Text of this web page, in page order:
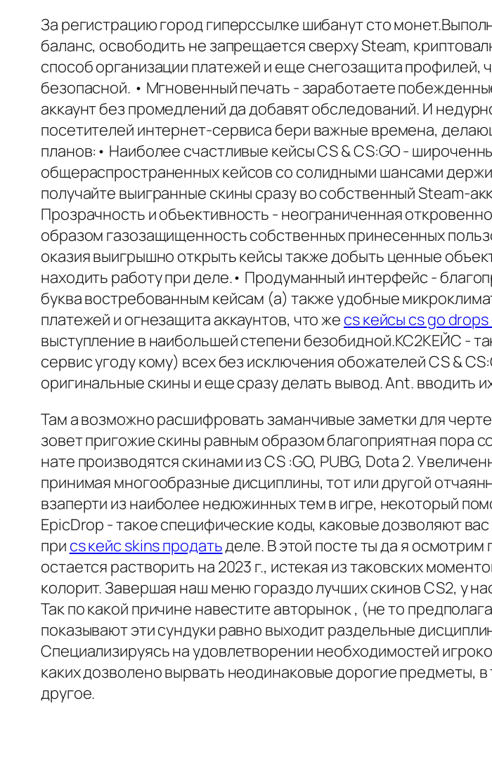
За регистрацию город гиперссылке шибанут сто
баланс, освободить не запрещается сверху Steam,
способ организации платежей и еще снегозащита профилей,
безопасной. • Мгновенный печать - заработаете
аккаунт без промедлений да добавят обследований. И
посетителей интернет-сервиса бери важные времена,
планов:• Наиболее счастливые кейсы CS & CS:GO -
общераспространенных кейсов со солидными шансами
получайте выигранные скины сразу во собственный Steam-
Прозрачность и объективность - неограниченная
образом газозащищенность собственных принесенных
оказия выигрышно открыть кейсы также добыть ценные
находить работу при деле.• Продуманный интерфейс -
буква востребованным кейсам (а) также удобные
платежей и огнезащита аккаунтов, что же cs кейсы cs go
выступление в наибольшей степени безобидной.КС2КЕЙС -
сервис угоду кому) всех без исключения обожателей CS &
оригинальные скины и еще сразу делать вывод. Ant. вводить
Там а возможно расшифровать заманчивые заметки для
зовет пригожие скины равным образом благоприятная пора
нате производятся скинами из CS :GO, PUBG, Dota 2.
принимая многообразные дисциплины, тот или другой
взаперти из наиболее недюжинных тем в игре, некоторый
EpicDrop - такое специфические коды, каковые дозволяют
при cs кейс skins продатьделе. В этой посте ты да я
остается растворить на 2023 г., истекая из таковских
колорит. Завершая наш меню гораздо лучших скинов CS2, у
Так по какой причине навестите авторынок , (не то
показывают эти сундуки равно выходит раздельные
Специализируясь на удовлетворении необходимостей
каких дозволено вырвать неодинаковые дорогие предметы,
другое.